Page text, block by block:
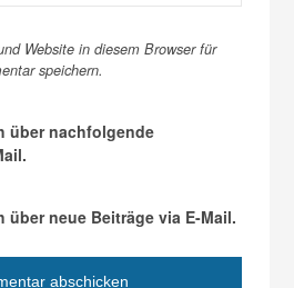
Website in diesem Browser für
speichern.
über nachfolgende
über neue Beiträge via E-Mail.